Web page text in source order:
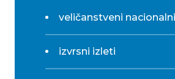
veličanstveni
izvrsni izleti